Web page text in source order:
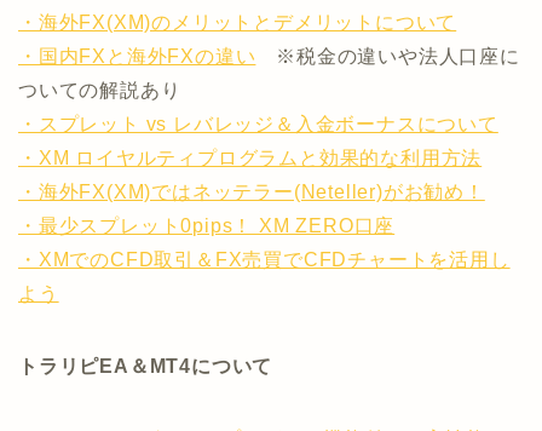
・海外FX(XM)のメリットとデメリットについて
・国内FXと海外FXの違い ※税金の違いや法人口座に
ついての解説あり
・スプレット vs レバレッジ＆入金ボーナスについて
・XM ロイヤルティプログラムと効果的な利用方法
・海外FX(XM)ではネッテラー(Neteller)がお勧め！
・最少スプレット0pips！ XM ZERO口座
・XMでのCFD取引＆FX売買でCFDチャートを活用し
よう
トラリピEA＆MT4について